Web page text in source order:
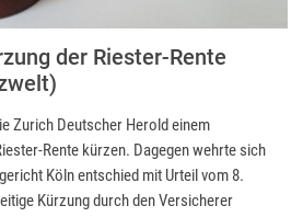
der Riester-Rente
Zurich Deutscher Herold einem
Rente kürzen. Dagegen wehrte sich
Köln entschied mit Urteil vom 8.
Kürzung durch den Versicherer